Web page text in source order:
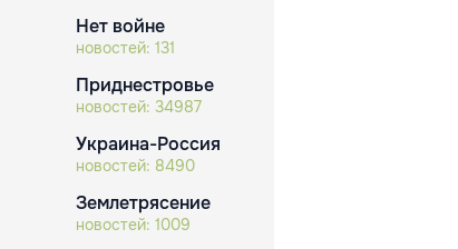
Нет войне
новостей: 131
Приднестровье
новостей: 34987
Украина-Россия
новостей: 8490
Землетрясение
новостей: 1009